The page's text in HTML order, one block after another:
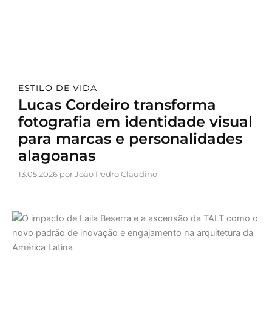
ESTILO DE VIDA
Lucas Cordeiro transforma
fotografia em identidade visual
para marcas e personalidades
alagoanas
13.05.2026 por João Pedro Claudino